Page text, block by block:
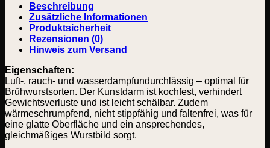
Beschreibung
Zusätzliche Informationen
Produktsicherheit
Rezensionen (0)
Hinweis zum Versand
Eigenschaften:
Luft-, rauch- und wasserdampfundurchlässig – optimal für
Brühwurstsorten. Der Kunstdarm ist kochfest, verhindert
Gewichtsverluste und ist leicht schälbar. Zudem
wärmeschrumpfend, nicht stippfähig und faltenfrei, was für
eine glatte Oberfläche und ein ansprechendes,
gleichmäßiges Wurstbild sorgt.